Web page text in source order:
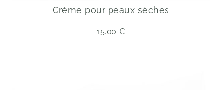
Crème pour peaux sèches
15.00€